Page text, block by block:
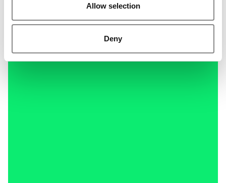
Allow selection
Deny